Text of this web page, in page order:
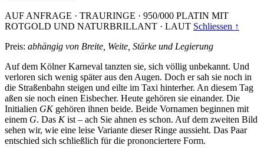
AUF ANFRAGE · TRAURINGE · 950/000 PLATIN MIT
ROTGOLD UND NATURBRILLANT · LAUT Schliessen ↑
Preis: abhängig von Breite, Weite, Stärke und Legierung
Auf dem Kölner Karneval tanzten sie, sich völlig unbekannt. Und
verloren sich wenig später aus den Augen. Doch er sah sie noch in
die Straßenbahn steigen und eilte im Taxi hinterher. An diesem Tag
aßen sie noch einen Eisbecher. Heute gehören sie einander. Die
Initialien GKgehören ihnen beide. Beide Vornamen beginnen mit
einem G. Das Kist – ach Sie ahnen es schon. Auf dem zweiten Bild
sehen wir, wie eine leise Variante dieser Ringe aussieht. Das Paar
entschied sich schließlich für die prononciertere Form.